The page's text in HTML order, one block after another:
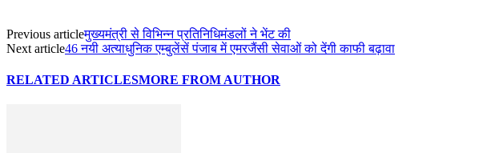
Previous articleमुख्यमंत्री से विभिन्न प्रतिनिधिमंडलों ने भेंट की
Next article46 नयी अत्याधुनिक एम्बुलेंसें पंजाब में एमरजैंसी सेवाओं को देंगी काफी बढ़ावा
RELATED ARTICLESMORE FROM AUTHOR